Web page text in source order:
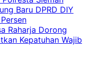
Baru DPRD DIY
Raharja Dorong
Kepatuhan Wajib